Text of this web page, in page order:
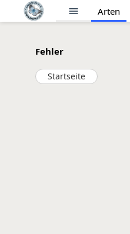
menu Arten
Fehler
Startseite